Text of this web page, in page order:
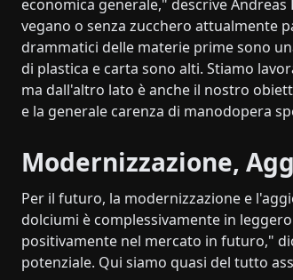
economica generale," descrive
vegano o senza zucchero attualmente
drammatici delle materie prime sono
di plastica e carta sono alti. Stiamo
ma dall'altro lato è anche il nostro
e la generale carenza di manodopera
Modernizzazione,
Per il futuro, la modernizzazione e
dolciumi è complessivamente in
positivamente nel mercato in futuro,"
potenziale. Qui siamo quasi del tutto